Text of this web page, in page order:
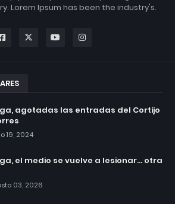
Lorem Ipsum has been the industry's.
agotadas las entradas del Cortijo
19, 2024
el medio se vuelve a lesionar... otra
03, 2026